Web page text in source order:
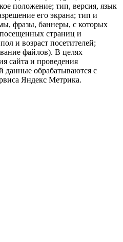
положение; тип, версия, язык
его экрана; тип и
фразы, баннеры, с которых
страниц и
и возраст посетителей;
файлов). В целях
сайта и проведения
данные обрабатываются с
Яндекс Метрика.